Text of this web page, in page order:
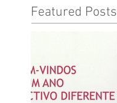
Featured Posts